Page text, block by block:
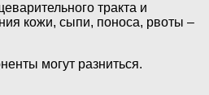
тракта и
кожи, сыпи, поноса, рвоты –
могут разниться.